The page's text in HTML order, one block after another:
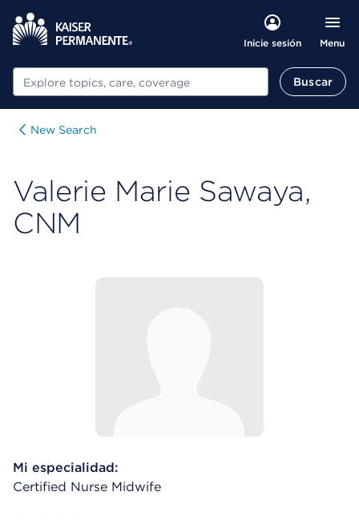
Inicie sesión Menu
Buscar Buscar
New Search
Valerie Marie Sawaya,
CNM
Mi especialidad:
Certified Nurse Midwife